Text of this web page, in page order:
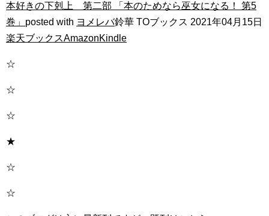
本好きの下剋上 第二部 「本のためなら巫女になる！ 第5
巻」 posted with ヨメレバ鈴華 TOブックス 2021年04月15日
楽天ブックスAmazonKindle
☆
☆
☆
★
☆
☆